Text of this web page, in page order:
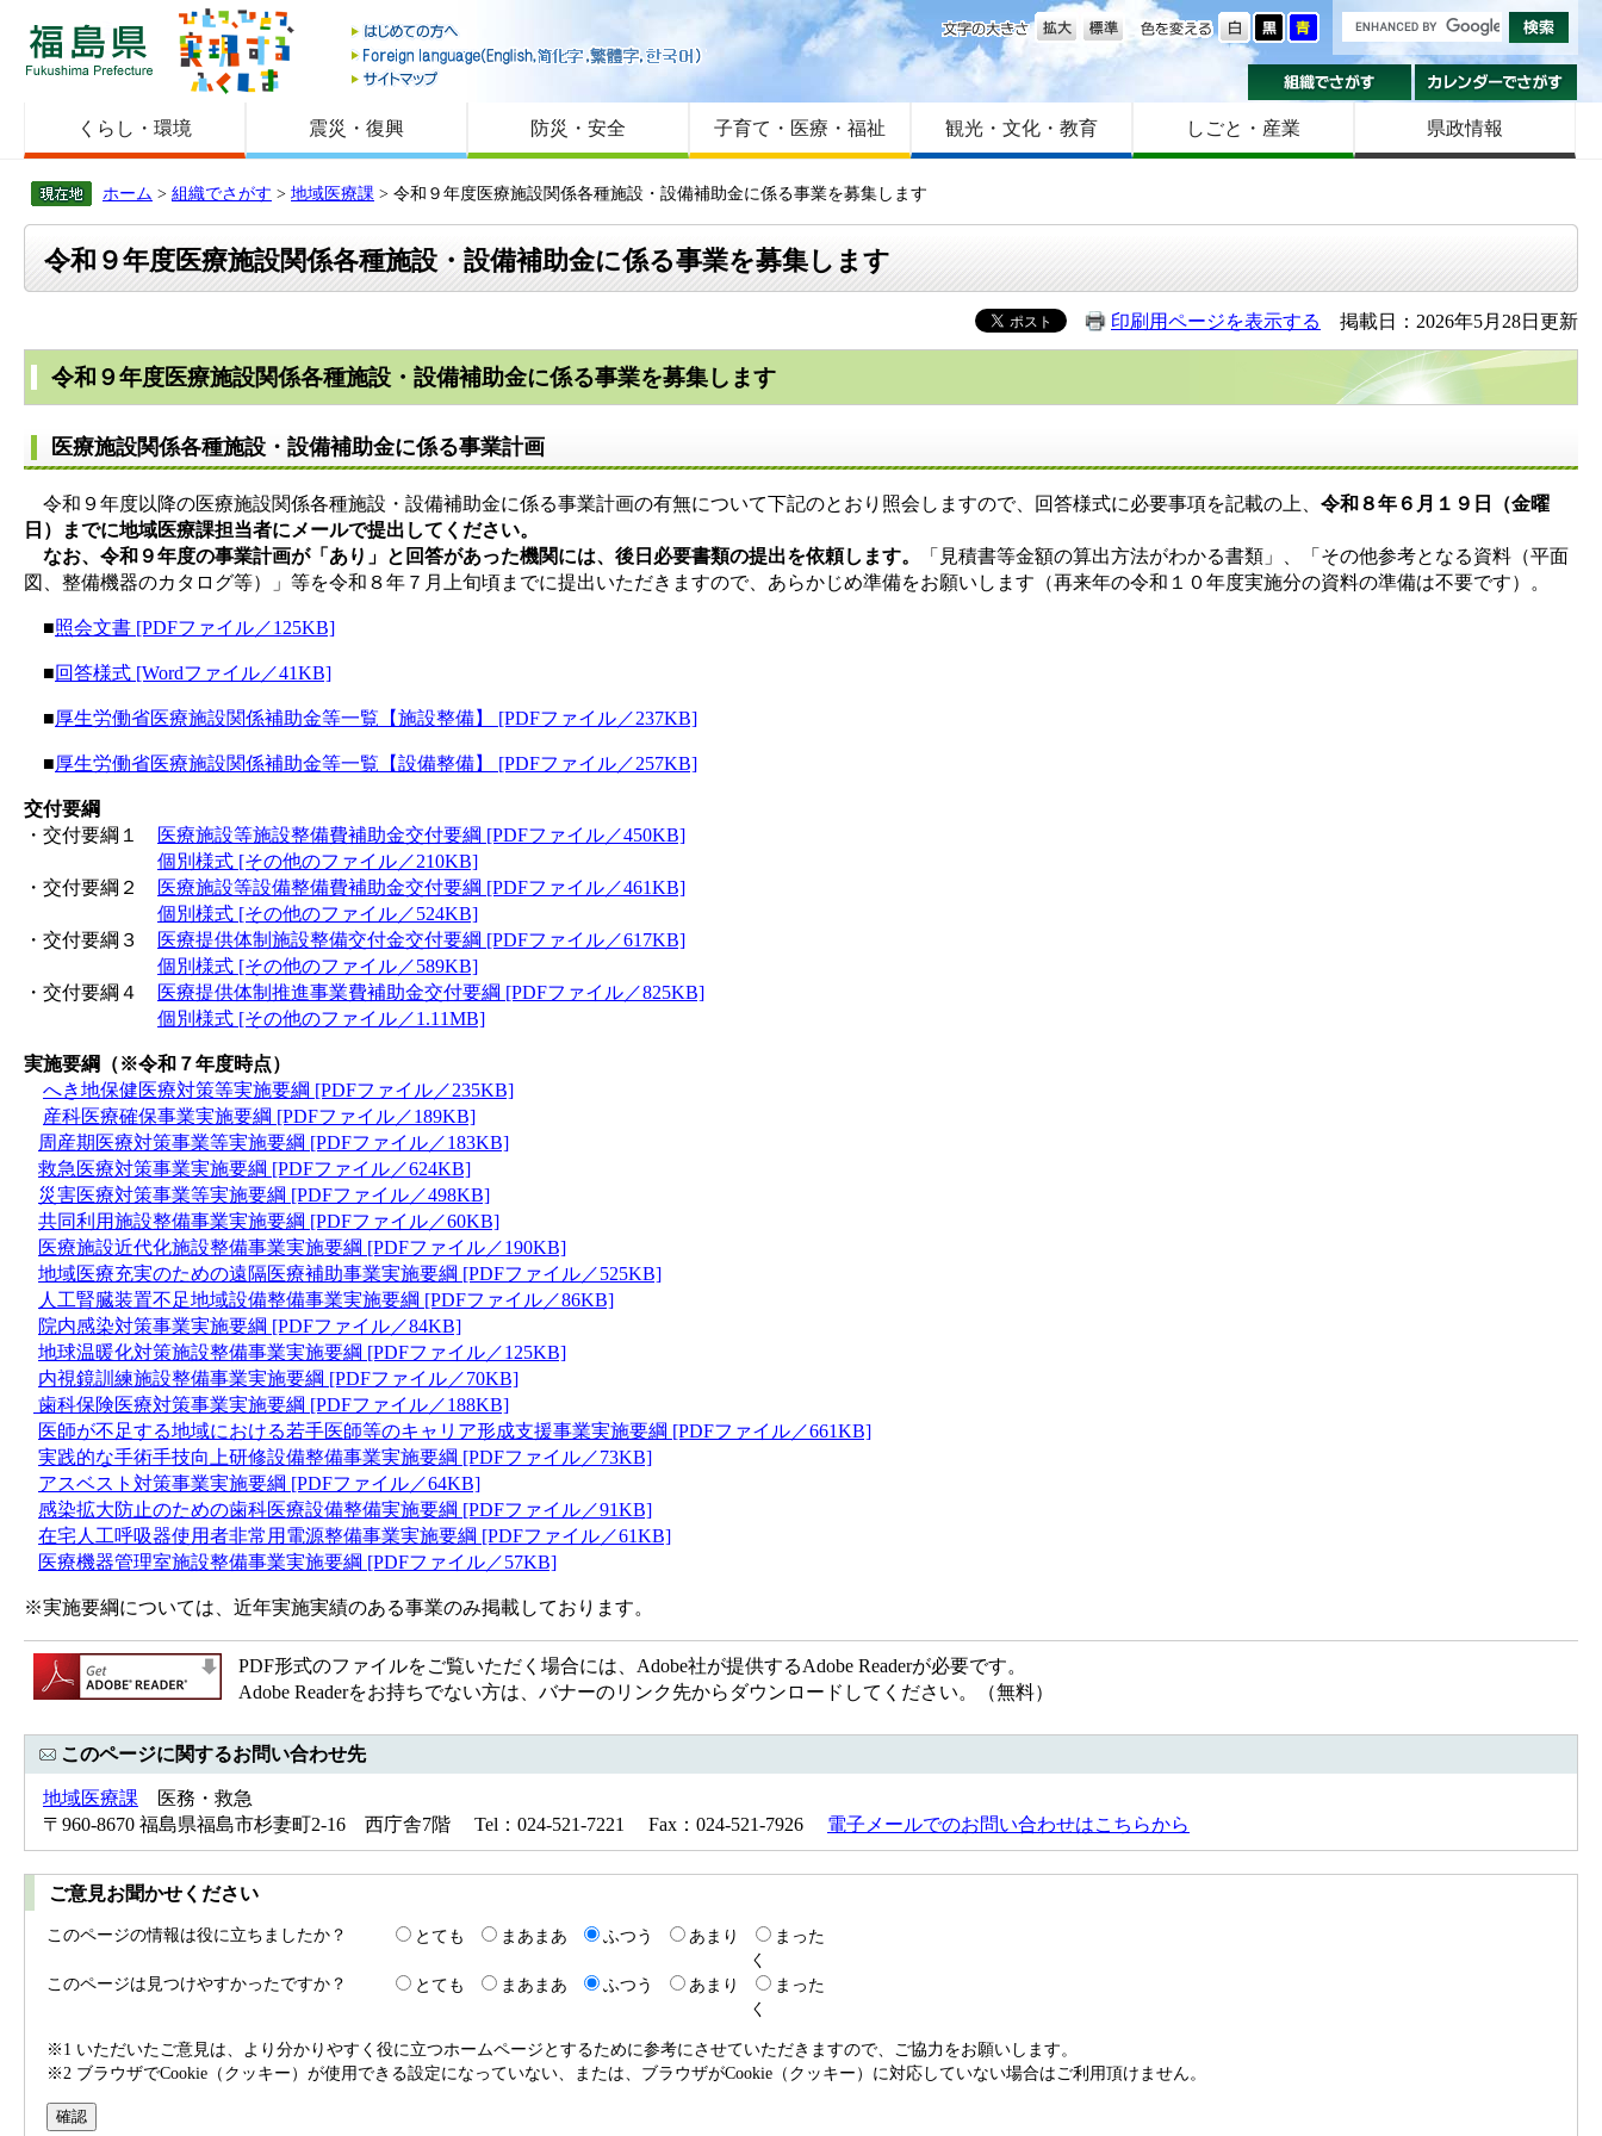
福島県
はじめての方へ
Foreign language
サイトマップ
色を変える
文字の大きさ
組織でさがす
くらし・環境 震災・復興 防災・安全 子育て・医療・福祉 観光・文化・教育 しごと・産業 県政情報
ホーム > 組織でさがす > 地域医療課 > 令和９年度医療施設関係各種施設・設備補助金に係る事業を募集します
令和９年度医療施設関係各種施設・設備補助金に係る事業を募集します
印刷用ページを表示する 掲載日：2026年5月28日更新
令和９年度医療施設関係各種施設・設備補助金に係る事業を募集します
医療施設関係各種施設・設備補助金に係る事業計画
令和９年度以降の医療施設関係各種施設・設備補助金に係る事業計画の有無について下記のとおり照会しますので、回答様式に必要事項を記載の上、 令和８年６月１９日（金曜
日）までに地域医療課担当者にメールで提出してください。
なお、令和９年度の事業計画が「あり」と回答があった機関には、後日必要書類の提出を依頼します。
「見積書等金額の算出方法がわかる書類」、「その他参考となる資料（平面
図、整備機器のカタログ等）」等を令和８年７月上旬頃までに提出いただきますので、あらかじめ準備をお願いします（再来年の令和１０年度実施分の資料の準備は不要です）。
■照会文書 [PDFファイル／125KB]
■回答様式 [Wordファイル／41KB]
■厚生労働省医療施設関係補助金等一覧【施設整備】 [PDFファイル／237KB]
■厚生労働省医療施設関係補助金等一覧【設備整備】 [PDFファイル／257KB]
交付要綱
・交付要綱１
医療施設等施設整備費補助金交付要綱 [PDFファイル／450KB]
個別様式 [その他のファイル／210KB]
・交付要綱２
医療施設等設備整備費補助金交付要綱 [PDFファイル／461KB]
個別様式 [その他のファイル／524KB]
・交付要綱３
医療提供体制施設整備交付金交付要綱 [PDFファイル／617KB]
個別様式 [その他のファイル／589KB]
・交付要綱４
医療提供体制推進事業費補助金交付要綱 [PDFファイル／825KB]
個別様式 [その他のファイル／1.11MB]
実施要綱（※令和７年度時点）
へき地保健医療対策等実施要綱 [PDFファイル／235KB]
産科医療確保事業実施要綱 [PDFファイル／189KB]
周産期医療対策事業等実施要綱 [PDFファイル／183KB]
救急医療対策事業実施要綱 [PDFファイル／624KB]
災害医療対策事業等実施要綱 [PDFファイル／498KB]
共同利用施設整備事業実施要綱 [PDFファイル／60KB]
医療施設近代化施設整備事業実施要綱 [PDFファイル／190KB]
地域医療充実のための遠隔医療補助事業実施要綱 [PDFファイル／525KB]
人工腎臓装置不足地域設備整備事業実施要綱 [PDFファイル／86KB]
院内感染対策事業実施要綱 [PDFファイル／84KB]
地球温暖化対策施設整備事業実施要綱 [PDFファイル／125KB]
内視鏡訓練施設整備事業実施要綱 [PDFファイル／70KB]
歯科保険医療対策事業実施要綱 [PDFファイル／188KB]
医師が不足する地域における若手医師等のキャリア形成支援事業実施要綱 [PDFファイル／661KB]
実践的な手術手技向上研修設備整備事業実施要綱 [PDFファイル／73KB]
アスベスト対策事業実施要綱 [PDFファイル／64KB]
感染拡大防止のための歯科医療設備整備実施要綱 [PDFファイル／91KB]
在宅人工呼吸器使用者非常用電源整備事業実施要綱 [PDFファイル／61KB]
医療機器管理室施設整備事業実施要綱 [PDFファイル／57KB]
※実施要綱については、近年実施実績のある事業のみ掲載しております。
PDF形式のファイルをご覧いただく場合には、Adobe社が提供するAdobe Readerが必要です。
Adobe Readerをお持ちでない方は、バナーのリンク先からダウンロードしてください。（無料）
このページに関するお問い合わせ先
地域医療課 医務・救急
〒960-8670 福島県福島市杉妻町2-16 西庁舎7階 Tel：024-521-7221 Fax：024-521-7926 電子メールでのお問い合わせはこちらから
ご意見お聞かせください
このページの情報は役に立ちましたか？ とても まあまあ ふつう あまり
まった
く
このページは見つけやすかったですか？
とても まあまあ ふつう あまり
まった
く
※1 いただいたご意見は、より分かりやすく役に立つホームページとするために参考にさせていただきますので、ご協力をお願いします。
※2 ブラウザでCookie（クッキー）が使用できる設定になっていない、または、ブラウザがCookie（クッキー）に対応していない場合はご利用頂けません。